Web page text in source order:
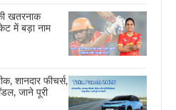
खतरनाक
में बड़ा नाम
शानदार फीचर्स,
जाने पूरी